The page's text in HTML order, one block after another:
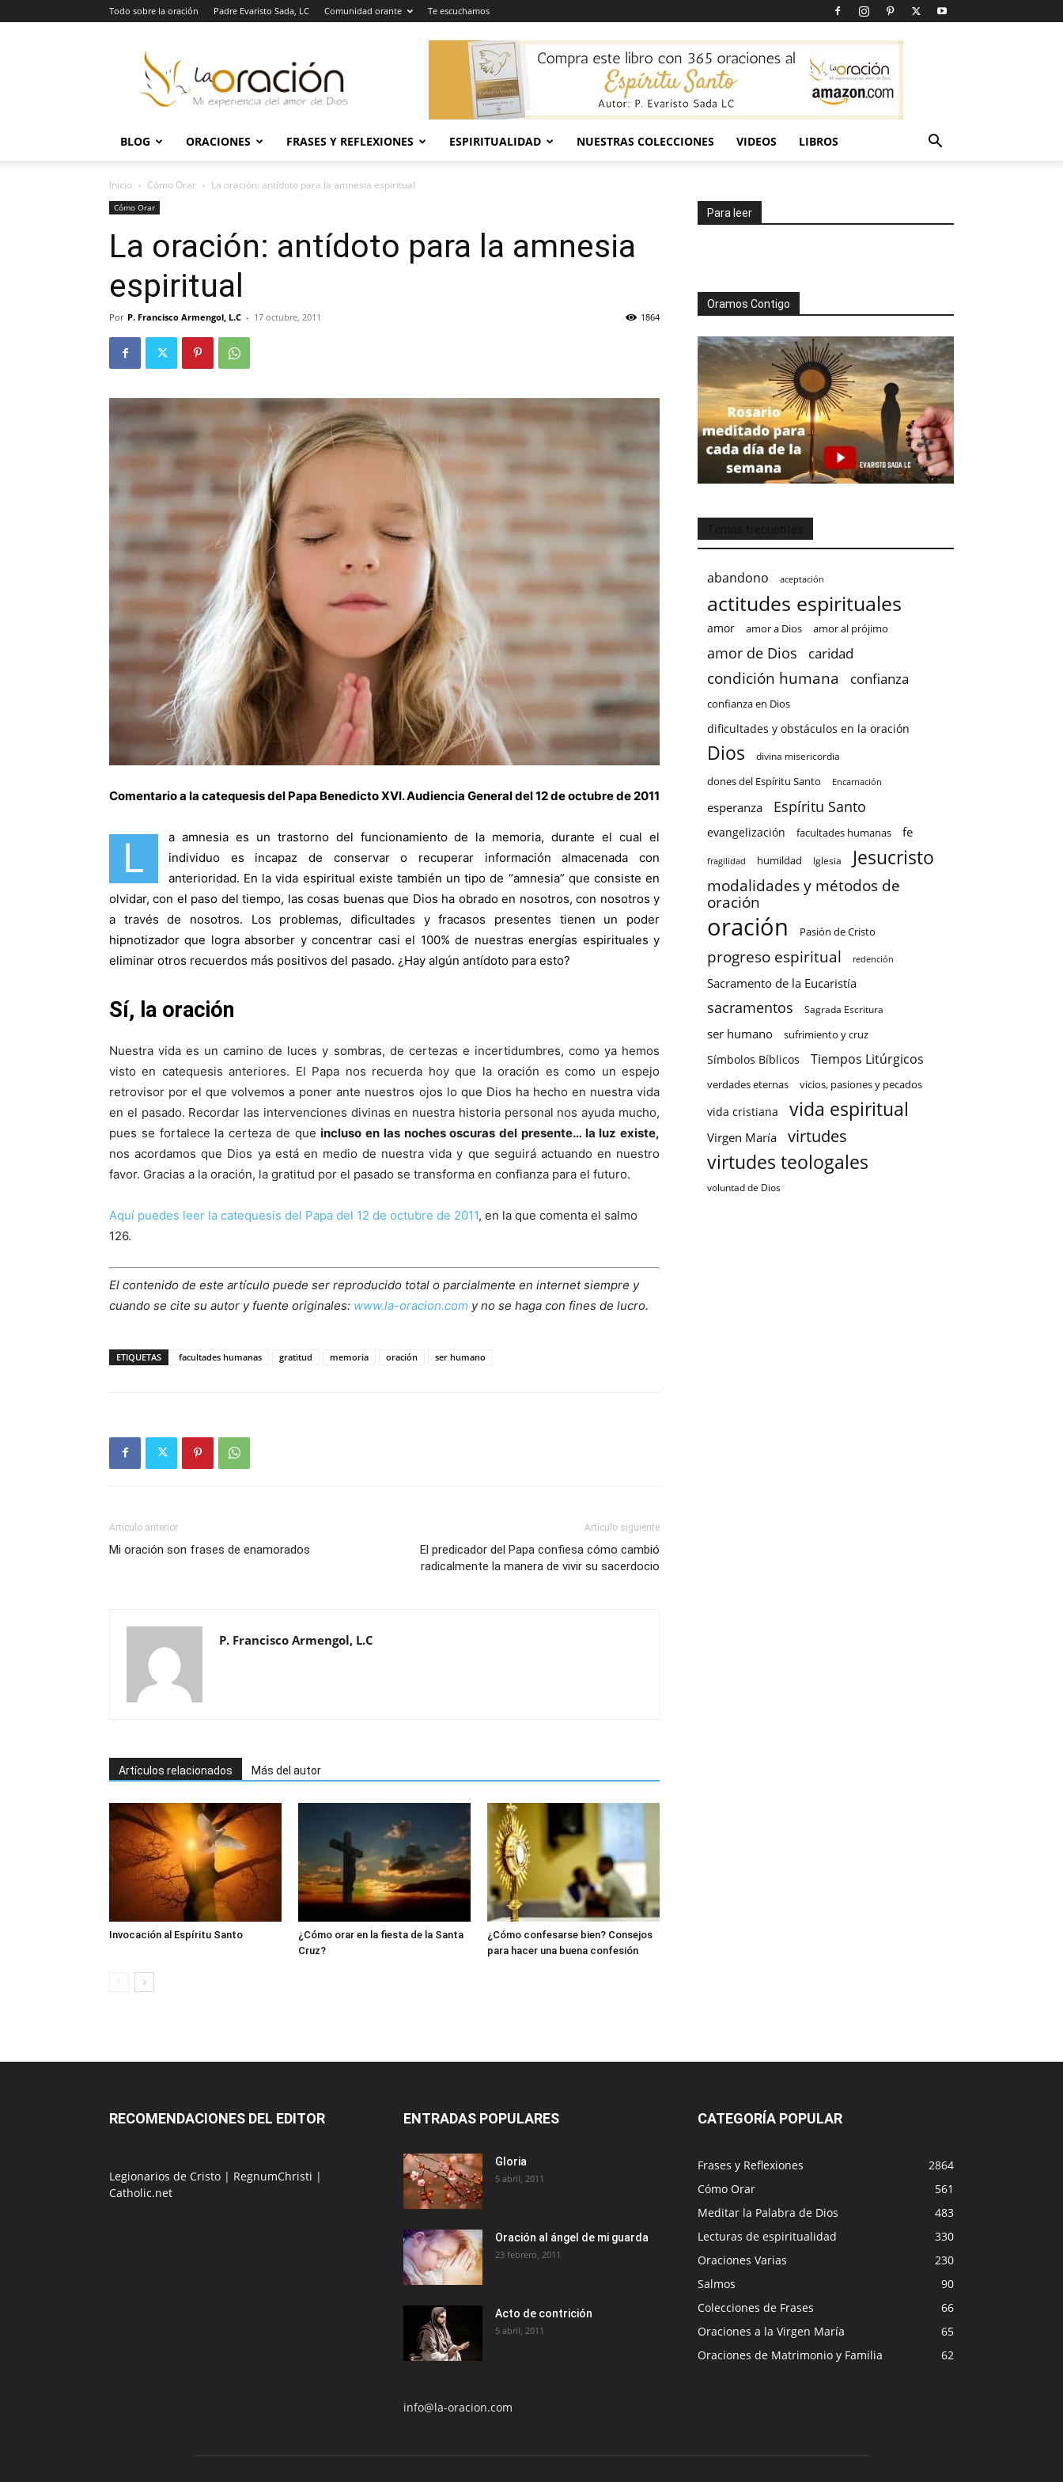
Todo sobre la oración Padre Evaristo Sada, LC Comunidad orante Te escuchamos
Oración
BLOG ORACIONES FRASES Y REFLEXIONES ESPIRITUALIDAD NUESTRAS COLECCIONES VIDEOS LIBROS
Inicio Cómo Orar La oración: antídoto para la amnesia espiritual
Cómo Orar
La oración: antídoto para la amnesia
espiritual
Por P. Francisco Armengol, L.C - 17 octubre, 2011 1864
Comentario a la catequesis del Papa Benedicto XVI. Audiencia General del 12 de octubre de 2011
L
a amnesia es un trastorno del funcionamiento de la memoria, durante el cual el
individuo es incapaz de conservar o recuperar información almacenada con
anterioridad. En la vida espiritual existe también un tipo de “amnesia” que consiste en
olvidar, con el paso del tiempo, las cosas buenas que Dios ha obrado en nosotros, con nosotros y
a través de nosotros. Los problemas, dificultades y fracasos presentes tienen un poder
hipnotizador que logra absorber y concentrar casi el 100% de nuestras energías espirituales y
eliminar otros recuerdos más positivos del pasado. ¿Hay algún antídoto para esto?
Sí, la oración
Nuestra vida es un camino de luces y sombras, de certezas e incertidumbres, como ya hemos
visto en catequesis anteriores. El Papa nos recuerda hoy que la oración es como un espejo
retrovisor por el que volvemos a poner ante nuestros ojos lo que Dios ha hecho en nuestra vida
en el pasado. Recordar las intervenciones divinas en nuestra historia personal nos ayuda mucho,
pues se fortalece la certeza de queincluso en las noches oscuras del presente… la luz existe,
nos acordamos que Dios ya está en medio de nuestra vida y que seguirá actuando en nuestro
favor. Gracias a la oración, la gratitud por el pasado se transforma en confianza para el futuro.
Aquí puedes leer la catequesis del Papa del 12 de octubre de 2011, en la que comenta el salmo
126.
El contenido de este artículo puede ser reproducido total o parcialmente en internet siempre y
cuando se cite su autor y fuente originales: www.la-oracion.com y no se haga con fines de lucro.
ETIQUETAS facultades humanas gratitud memoria oración ser humano
Artículo anterior
Mi oración son frases de enamorados
Artículo siguiente
El predicador del Papa confiesa cómo cambió
radicalmente la manera de vivir su sacerdocio
P. Francisco Armengol, L.C
Artículos relacionados Más del autor
Invocación al Espíritu Santo
¿Cómo orar en la fiesta de la Santa
Cruz?
¿Cómo confesarse bien? Consejos
para hacer una buena confesión
Para leer
Oramos Contigo
abandono aceptación
actitudes espirituales
amor amor a Dios amor al prójimo
amor de Dios caridad
condición humana confianza
confianza en Dios
dificultades y obstáculos en la oración
Dios divina misericordia
dones del Espíritu Santo Encarnación
esperanza Espíritu Santo
evangelización facultades humanas fe
fragilidad humildad Iglesia Jesucristo
modalidades y métodos de
oración
oración Pasión de Cristo
progreso espiritual redención
Sacramento de la Eucaristía
sacramentos Sagrada Escritura
ser humano sufrimiento y cruz
Símbolos Bíblicos Tiempos Litúrgicos
verdades eternas vicios, pasiones y pecados
vida cristiana vida espiritual
Virgen María virtudes
virtudes teologales
voluntad de Dios
RECOMENDACIONES DEL EDITOR
Legionarios de Cristo | RegnumChristi |
Catholic.net
ENTRADAS POPULARES
Gloria
5 abril, 2011
Oración al ángel de mi guarda
23 febrero, 2011
Acto de contrición
5 abril, 2011
info@la-oracion.com
CATEGORÍA POPULAR
Frases y Reflexiones
2864
Cómo Orar
561
Meditar la Palabra de Dios
483
Lecturas de espiritualidad
330
Oraciones Varias
230
Salmos
90
Colecciones de Frases
66
Oraciones a la Virgen María
65
Oraciones de Matrimonio y Familia
62